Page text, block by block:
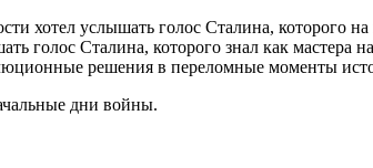
хотел услышать голос Сталина, которого на
голос Сталина, которого знал как мастера
решения в переломные моменты
дни войны.